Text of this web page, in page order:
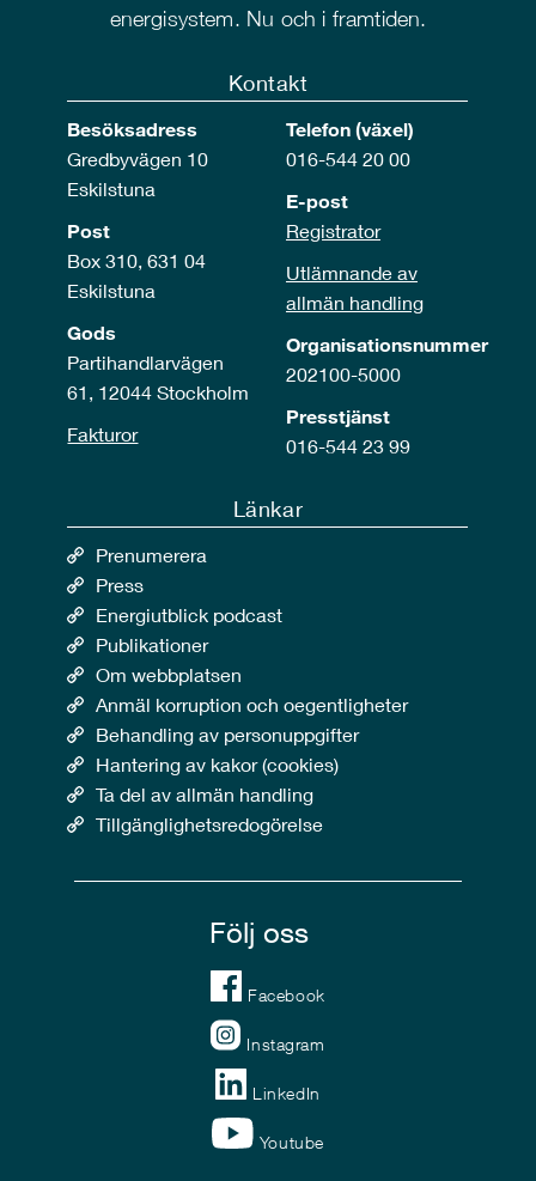
energisystem. Nu och i framtiden.
Kontakt
Besöksadress
Gredbyvägen 10
Eskilstuna
Post
Box 310, 631 04
Eskilstuna
Gods
Partihandlarvägen
61, 12044 Stockholm
Fakturor
Telefon (växel)
016-544 20 00
E-post
Registrator
Utlämnande av
allmän handling
Organisationsnummer
202100-5000
Presstjänst
016-544 23 99
Länkar
Prenumerera
Press
Energiutblick podcast
Publikationer
Om webbplatsen
Anmäl korruption och oegentligheter
Behandling av personuppgifter
Hantering av kakor (cookies)
Ta del av allmän handling
Tillgänglighetsredogörelse
Följ oss
Facebook
Instagram
LinkedIn
Youtube